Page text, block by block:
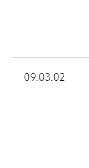
09.03.02